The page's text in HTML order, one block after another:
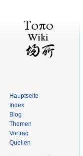
Hauptseite
Index
Blog
Themen
Vortrag
Quellen